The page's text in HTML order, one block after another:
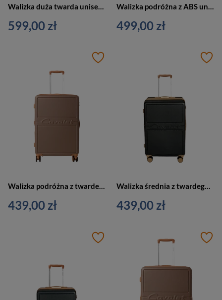
599,00 zł 499,00 zł
Walizka podróżna z twardego materiału unisex Cavalet DALBY średnia 66l piaskowa
439,00 zł
Walizka średnia z twardego materiału unisex Cavalet DALBY podróżna 66l czarna
439,00 zł